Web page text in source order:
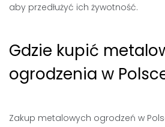
aby przedłużyć ich żywotność.
Gdzie kupić
ogrodzenia w
Zakup metalowych ogrodzeń w